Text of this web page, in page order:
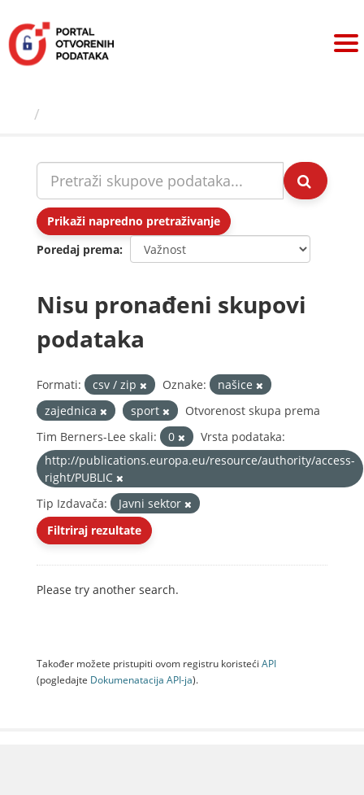
sadržaj
Prikaži napredno pretraživanje
Poredaj prema
Nisu pronađeni skupovi
podataka
Formati: csv / zip Oznake:
našice
zajednica
sport
Otvorenost skupa prema
Tim Berners-Lee skali:
0
Vrsta podataka:
http://publications.europa.eu/resource/authority/access-
right/PUBLIC
Tip Izdavača:
Javni sektor
Filtriraj rezultate
Please try another search.
Također možete pristupiti ovom registru koristeći API
(pogledajte Dokumenаtаcijа API-jа).